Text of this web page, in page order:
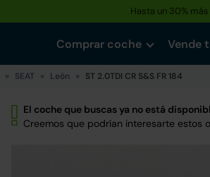
Hasta un 30%
Comprar coche Vende
SEAT León ST 2.0TDI CR S&S FR 184
El coche que buscas ya no está
Creemos que podrían interesarte estos